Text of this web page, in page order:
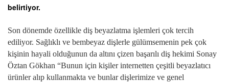
belirtiyor.
Son dönemde özellikle diş beyazlatma işlemleri çok tercih
ediliyor. Sağlıklı ve bembeyaz dişlerle gülümsemenin pek çok
kişinin hayali olduğunun da altını çizen başarılı diş hekimi Sonay
Öztan Gökhan “Bunun için kişiler internetten çeşitli beyazlatıcı
ürünler alıp kullanmakta ve bunlar dişlerimize ve genel